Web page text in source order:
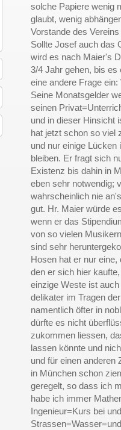
solche Papiere wenig
glaubt, wenig
Vorstande des
Sollte Josef auch das
wird es nach Maier's
3/4 Jahr gehen, bis es
eine andere Frage
Seine Monatsgelder
seinen
und in dieser Hinsicht
hat jetzt schon so viel
und nur einige Lücken
bleiben. Er fragt sich
Existenz bis dahin in
eben sehr notwendig;
wahrscheinlich nie
gut. Hr. Maier würde
wenn er das
von so vielen
sind sehr
Hosen hat er nur
den er sich hier
einzige Weste ist
delikater im Tragen
namentlich öfter in
dürfte es nicht
zukommen liessen,
lassen könnte und
und für einen
in München schon
geregelt, so dass ich
habe ich immer
Ingenieur=Kurs bei